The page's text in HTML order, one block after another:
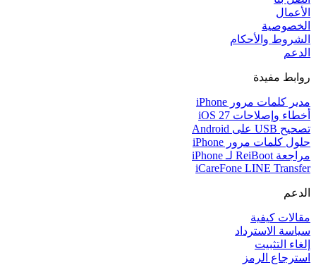
الأعمال
الخصوصية
الشروط والأحكام
الدعم
روابط مفيدة
مدير كلمات مرور iPhone
أخطاء وإصلاحات iOS 27
تصحيح USB على Android
حلول كلمات مرور iPhone
مراجعة ReiBoot لـ iPhone
iCareFone LINE Transfer
الدعم
مقالات كيفية
سياسة الاسترداد
إلغاء التثبيت
استرجاع الرمز